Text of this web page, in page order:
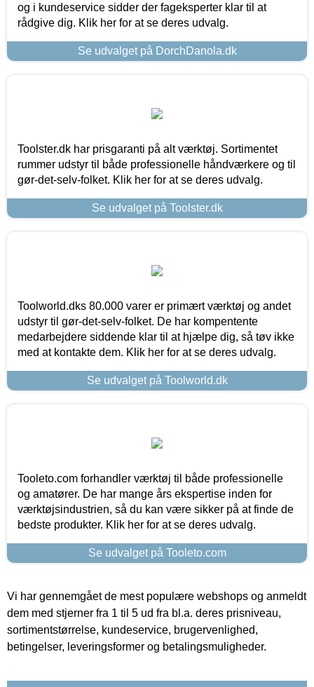
og i kundeservice sidder der fageksperter klar til at
rådgive dig. Klik her for at se deres udvalg.
Se udvalget på DorchDanola.dk
Toolster.dk har prisgaranti på alt værktøj. Sortimentet
rummer udstyr til både professionelle håndværkere og til
gør-det-selv-folket. Klik her for at se deres udvalg.
Se udvalget på Toolster.dk
Toolworld.dks 80.000 varer er primært værktøj og andet
udstyr til gør-det-selv-folket. De har kompentente
medarbejdere siddende klar til at hjælpe dig, så tøv ikke
med at kontakte dem. Klik her for at se deres udvalg.
Se udvalget på Toolworld.dk
Tooleto.com forhandler værktøj til både professionelle
og amatører. De har mange års ekspertise inden for
værktøjsindustrien, så du kan være sikker på at finde de
bedste produkter. Klik her for at se deres udvalg.
Se udvalget på Tooleto.com
Vi har gennemgået de mest populære webshops og anmeldt
dem med stjerner fra 1 til 5 ud fra bl.a. deres prisniveau,
sortimentstørrelse, kundeservice, brugervenlighed,
betingelser, leveringsformer og betalingsmuligheder.